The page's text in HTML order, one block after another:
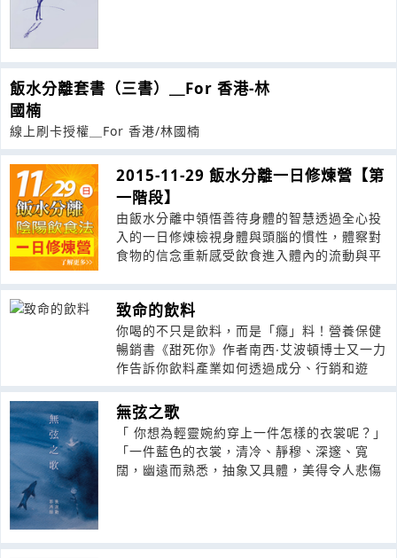
飯水分離套書（三書）＿For 香港-林
國楠
線上刷卡授權＿For 香港/林國楠
2015-11-29 飯水分離一日修煉營【第
一階段】
由飯水分離中領悟善待身體的智慧透過全心投
入的一日修煉檢視身體與頭腦的慣性，體察對
食物的信念重新感受飲食進入體內的流動與平
致命的飲料
你喝的不只是飲料，而是「癮」料！營養保健
暢銷書《甜死你》作者南西‧艾波頓博士又一力
作告訴你飲料產業如何透過成分、行銷和遊
無弦之歌
「 你想為輕靈婉約穿上一件怎樣的衣裳呢？」
「一件藍色的衣裳，清冷、靜穆、深邃、寬
闊，幽遠而熟悉，抽象又具體，美得令人悲傷